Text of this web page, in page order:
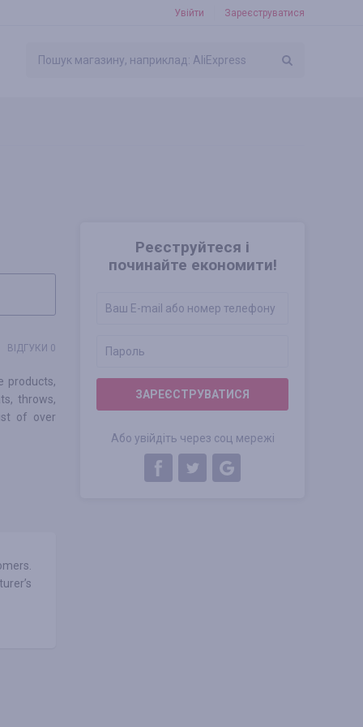
Увійти Зареєструватися
Реєструйтеся і
починайте економити!
ЗАРЕЄСТРУВАТИСЯ
Або увійдіть через соц мережі
ВІДГУКИ 0
products,
throws,
of over